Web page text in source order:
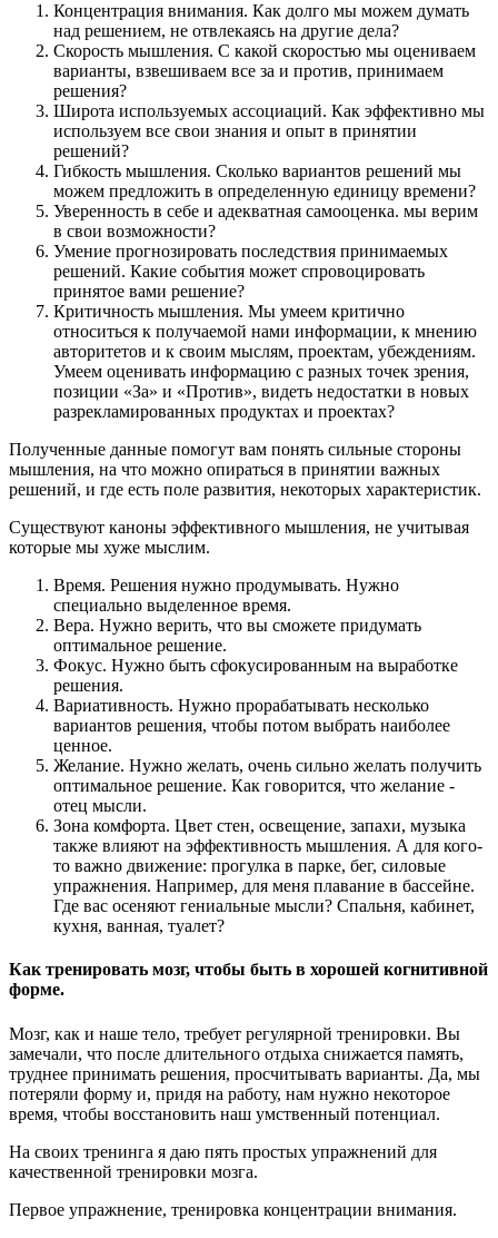
Концентрация внимания. Как долго мы можем думать
над решением, не отвлекаясь на другие дела?
Скорость мышления. С какой скоростью мы оцениваем
варианты, взвешиваем все за и против, принимаем
решения?
Широта используемых ассоциаций. Как эффективно мы
используем все свои знания и опыт в принятии
решений?
Гибкость мышления. Сколько вариантов решений мы
можем предложить в определенную единицу времени?
Уверенность в себе и адекватная самооценка. мы верим
в свои возможности?
Умение прогнозировать последствия принимаемых
решений. Какие события может спровоцировать
принятое вами решение?
Критичность мышления. Мы умеем критично
относиться к получаемой нами информации, к мнению
авторитетов и к своим мыслям, проектам, убеждениям.
Умеем оценивать информацию с разных точек зрения,
позиции «За» и «Против», видеть недостатки в новых
разрекламированных продуктах и проектах?
Полученные данные помогут вам понять сильные стороны
мышления, на что можно опираться в принятии важных
решений, и где есть поле развития, некоторых характеристик.
Существуют каноны эффективного мышления, не учитывая
которые мы хуже мыслим.
Время. Решения нужно продумывать. Нужно
специально выделенное время.
Вера. Нужно верить, что вы сможете придумать
оптимальное решение.
Фокус. Нужно быть сфокусированным на выработке
решения.
Вариативность. Нужно прорабатывать несколько
вариантов решения, чтобы потом выбрать наиболее
ценное.
Желание. Нужно желать, очень сильно желать получить
оптимальное решение. Как говорится, что желание -
отец мысли.
Зона комфорта. Цвет стен, освещение, запахи, музыка
также влияют на эффективность мышления. А для кого-
то важно движение: прогулка в парке, бег, силовые
упражнения. Например, для меня плавание в бассейне.
Где вас осеняют гениальные мысли? Спальня, кабинет,
кухня, ванная, туалет?
Как тренировать мозг, чтобы быть в хорошей когнитивной
форме.
Мозг, как и наше тело, требует регулярной тренировки. Вы
замечали, что после длительного отдыха снижается память,
труднее принимать решения, просчитывать варианты. Да, мы
потеряли форму и, придя на работу, нам нужно некоторое
время, чтобы восстановить наш умственный потенциал.
На своих тренинга я даю пять простых упражнений для
качественной тренировки мозга.
Первое упражнение, тренировка концентрации внимания.